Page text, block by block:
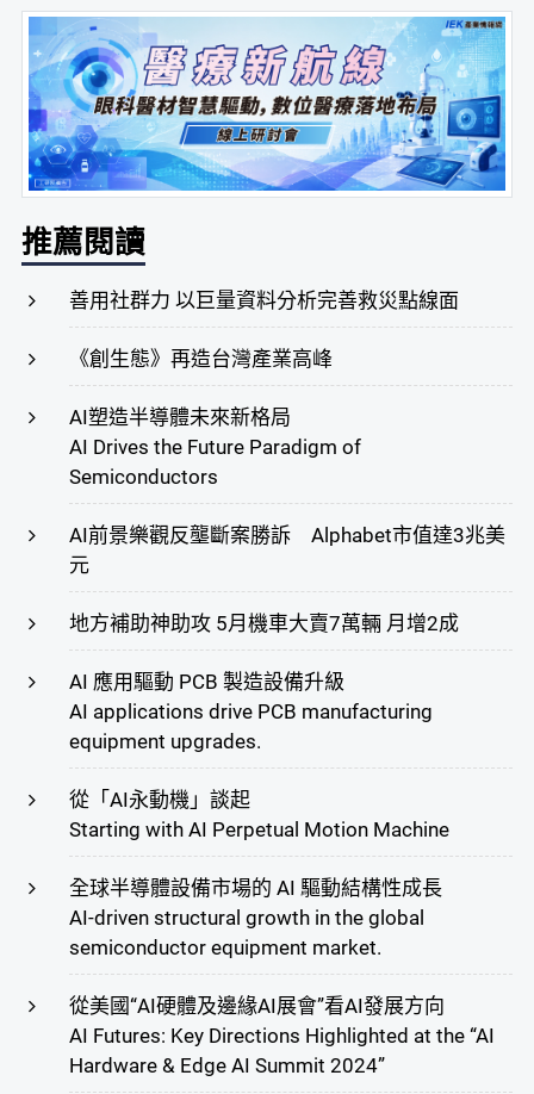
推薦閱讀
善用社群力 以巨量資料分析完善救災點線面
《創生態》再造台灣產業高峰
AI塑造半導體未來新格局
AI Drives the Future Paradigm of
Semiconductors
AI前景樂觀反壟斷案勝訴 Alphabet市值達3兆美
元
地方補助神助攻 5月機車大賣7萬輛 月增2成
AI 應用驅動 PCB 製造設備升級
AI applications drive PCB manufacturing
equipment upgrades.
從「AI永動機」談起
Starting with AI Perpetual Motion Machine
全球半導體設備市場的 AI 驅動結構性成長
AI-driven structural growth in the global
semiconductor equipment market.
從美國“AI硬體及邊緣AI展會”看AI發展方向
AI Futures: Key Directions Highlighted at the “AI
Hardware & Edge AI Summit 2024”